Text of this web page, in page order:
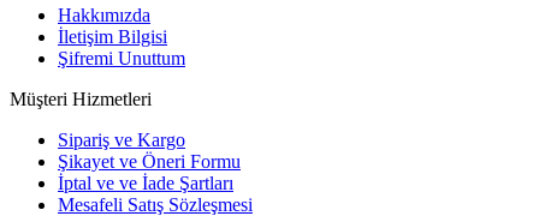
Hakkımızda
İletişim Bilgisi
Şifremi Unuttum
Müşteri Hizmetleri
Sipariş ve Kargo
Şikayet ve Öneri Formu
İptal ve ve İade Şartları
Mesafeli Satış Sözleşmesi